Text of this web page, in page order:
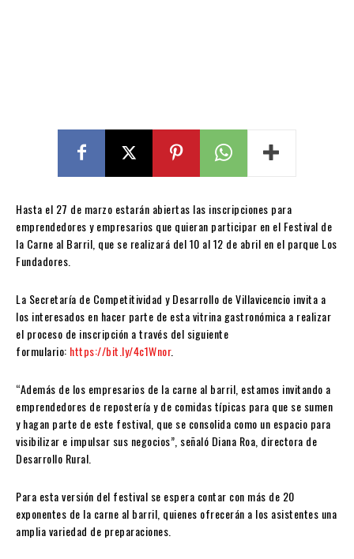
Hasta el 27 de marzo estarán abiertas las inscripciones para
emprendedores y empresarios que quieran participar en el Festival de
la Carne al Barril, que se realizará del 10 al 12 de abril en el parque Los
Fundadores.
La Secretaría de Competitividad y Desarrollo de Villavicencio invita a
los interesados en hacer parte de esta vitrina gastronómica a realizar
el proceso de inscripción a través del siguiente
formulario: https://bit.ly/4c1Wnor.
“Además de los empresarios de la carne al barril, estamos invitando a
emprendedores de repostería y de comidas típicas para que se sumen
y hagan parte de este festival, que se consolida como un espacio para
visibilizar e impulsar sus negocios”, señaló Diana Roa, directora de
Desarrollo Rural.
Para esta versión del festival se espera contar con más de 20
exponentes de la carne al barril, quienes ofrecerán a los asistentes una
amplia variedad de preparaciones.